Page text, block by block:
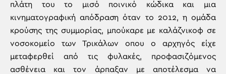
πλάτη του το μισό ποινικό κώδικα και μια
κινηματογραφική απόδραση όταν το 2012, η ομάδα
κρούσης της συμμορίας, μπούκαρε με καλάζνικοφ σε
νοσοκομείο των Τρικάλων οπου ο αρχηγός είχε
μεταφερθεί από τις φυλακές, προφασιζόμενος
ασθένεια και τον άρπαξαν με αποτέλεσμα να